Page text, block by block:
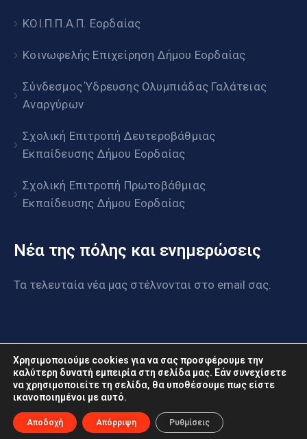
ΚΟΙ.Π.Π.Α.Π. Εορδαίας
Κοινωφελής Επιχείρηση Δήμου Εορδαίας
Σύνδεσμος Ύδρευσης Ολυμπιάδας Γαλάτειας
Αναργύρων
Σχολική Επιτροπή Δευτεροβάθμιας
Εκπαίδευσης Δήμου Εορδαίας
Σχολική Επιτροπή Πρωτοβάθμιας
Εκπαίδευσης Δήμου Εορδαίας
Νέα της πόλης και ενημερώσεις
Τα τελευταία νέα μας στέλνονται στο email σας.
www.eordaia.gov.gr © 2022. Με επιφύλαξη παντός
δικαιώματος
Χρησιμοποιούμε cookies για να σας προσφέρουμε την
καλύτερη δυνατή εμπειρία στη σελίδα μας. Εάν συνεχίσετε
να χρησιμοποιείτε τη σελίδα, θα υποθέσουμε πως είστε
ικανοποιημένοι με αυτό.
Αποδοχή Απόρριψη Ρυθμίσεις